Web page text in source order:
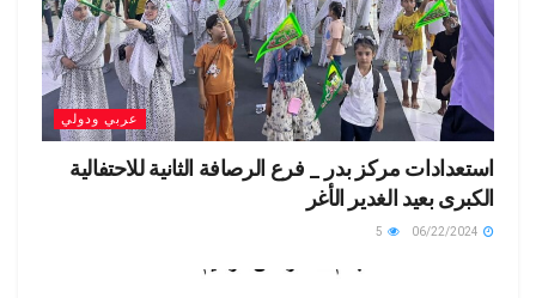
عربي ودولي
استعدادات مركز بدر _ فرع الرصافة الثانية للاحتفالية
الكبرى بعيد الغدير الأغر